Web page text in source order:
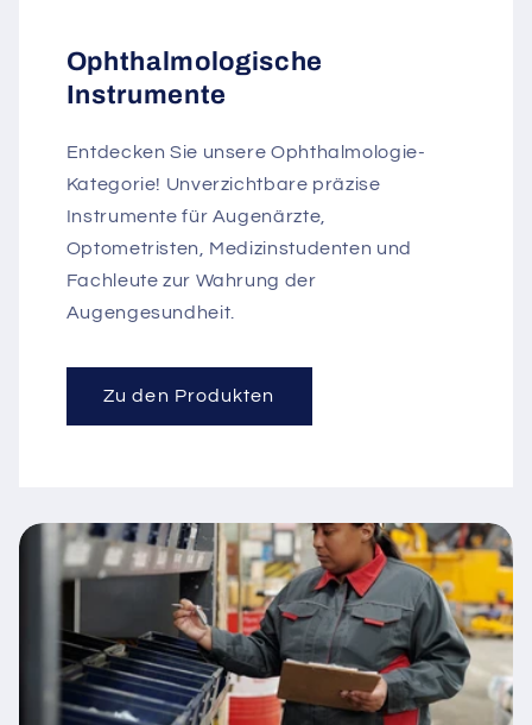
Ophthalmologische
Instrumente
Entdecken Sie unsere Ophthalmologie-
Kategorie! Unverzichtbare präzise
Instrumente für Augenärzte,
Optometristen, Medizinstudenten und
Fachleute zur Wahrung der
Augengesundheit.
Zu den Produkten